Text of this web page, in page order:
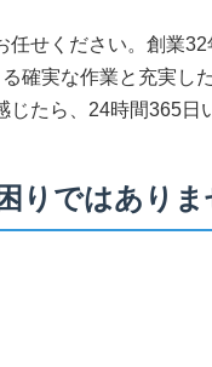
せください。創業
確実な作業と充実し
たら、24時間365日
りではありま